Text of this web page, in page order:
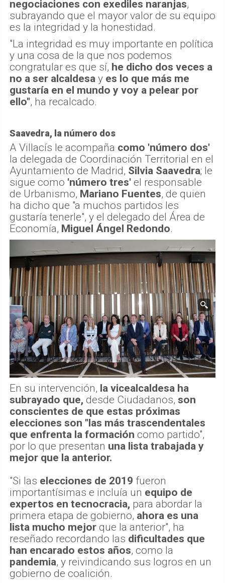
negociaciones con exediles naranjas,
subrayando que el mayor valor de su equipo
es la integridad y la honestidad.
"La integridad es muy importante en política
y una cosa de la que nos podemos
congratular es que sí, he dicho dos veces a
no a ser alcaldesa y es lo que más me
gustaría en el mundo y voy a pelear por
ello", ha recalcado.
Saavedra, la número dos
A Villacís le acompaña como 'número dos'
la delegada de Coordinación Territorial en el
Ayuntamiento de Madrid, Silvia Saavedra; le
sigue como 'número tres' el responsable
de Urbanismo, Mariano Fuentes, de quien
ha dicho que "a muchos partidos les
gustaría tenerle", y el delegado del Área de
Economía, Miguel Ángel Redondo.
En su intervención, la vicealcaldesa ha
subrayado que, desde Ciudadanos, son
conscientes de que estas próximas
elecciones son "las más trascendentales
que enfrenta la formación como partido",
por lo que presentan una lista trabajada y
mejor que la anterior.
"Si las elecciones de 2019 fueron
importantísimas e incluía un equipo de
expertos en tecnocracia, para abordar la
primera etapa de gobierno, ahora es una
lista mucho mejor que la anterior", ha
reseñado recordando las dificultades que
han encarado estos años, como la
pandemia, y reivindicando sus logros en un
gobierno de coalición.